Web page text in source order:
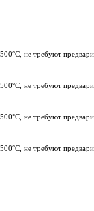
не требуют
не требуют
не требуют
не требуют